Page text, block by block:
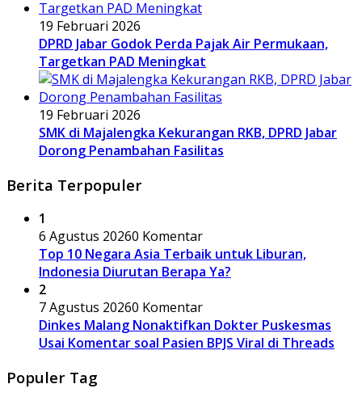
19 Februari 2026
DPRD Jabar Godok Perda Pajak Air Permukaan,
Targetkan PAD Meningkat
19 Februari 2026
SMK di Majalengka Kekurangan RKB, DPRD Jabar
Dorong Penambahan Fasilitas
Berita Terpopuler
1
6 Agustus 20260 Komentar
Top 10 Negara Asia Terbaik untuk Liburan,
Indonesia Diurutan Berapa Ya?
2
7 Agustus 20260 Komentar
Dinkes Malang Nonaktifkan Dokter Puskesmas
Usai Komentar soal Pasien BPJS Viral di Threads
Populer Tag